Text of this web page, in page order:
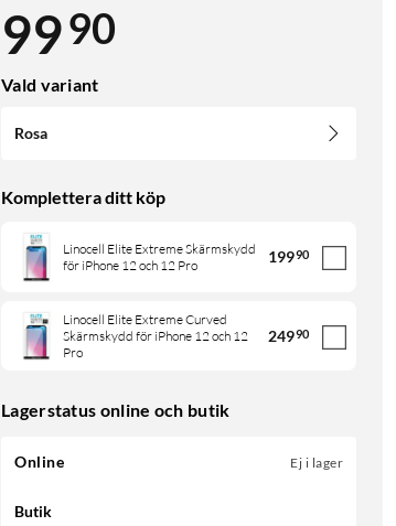
9990
Vald variant
Rosa
Komplettera ditt köp
Linocell Elite Extreme Skärmskydd
för iPhone 12 och 12 Pro
19990
Linocell Elite Extreme Curved
Skärmskydd för iPhone 12 och 12
Pro
24990
Lagerstatus online och butik
Online Ej i lager
Butik